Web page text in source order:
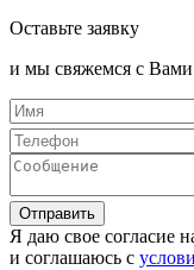
Оставьте заявку
и мы свяжемся с Вами
Отправить
Я даю свое согласие
и соглашаюсь с